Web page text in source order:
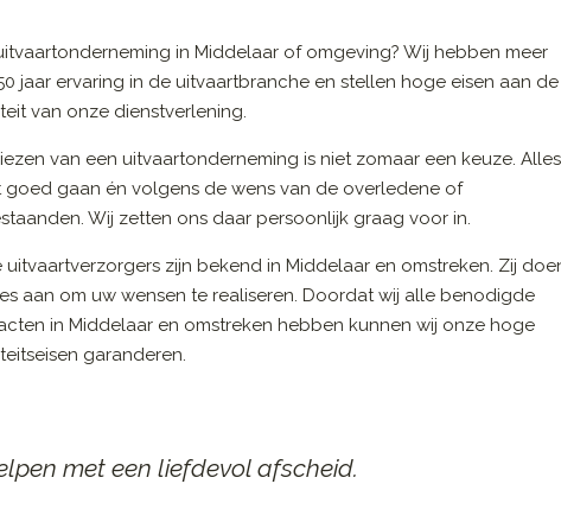
in Middelaar of omgeving? Wij hebben meer
jaar ervaring in de uitvaartbranche en stellen hoge eisen aan de
van onze dienstverlening.
van een uitvaartonderneming is niet zomaar een keuze. Alles
goed gaan én volgens de wens van de overledene of
Wij zetten ons daar persoonlijk graag voor in.
uitvaartverzorgers zijn bekend in Middelaar en omstreken. Zij
aan om uw wensen te realiseren. Doordat wij alle benodigde
in Middelaar en omstreken hebben kunnen wij onze hoge
garanderen.
met een liefdevol afscheid.